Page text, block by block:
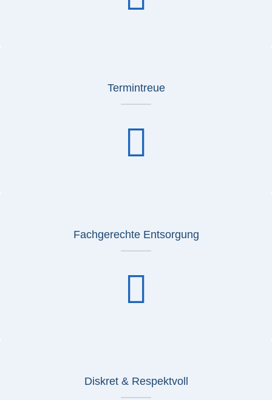
Termintreue
Fachgerechte Entsorgung
Diskret & Respektvoll